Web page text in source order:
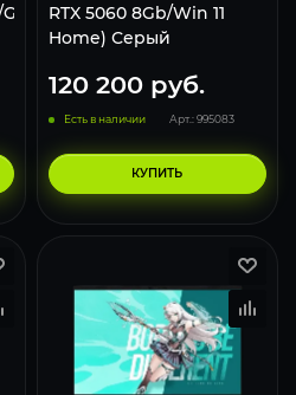
GeForceRTX 5060 8Gb/Win 11
Home) Серый
120 200руб.
Есть в наличии Арт.: 995083
КУПИТЬ